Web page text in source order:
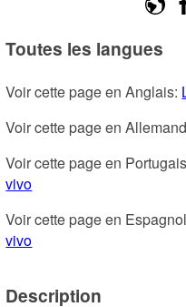
Toutes les langues
Voir cette page en Anglais:
Voir cette page en
Voir cette page en
vivo
Voir cette page en
vivo
Description